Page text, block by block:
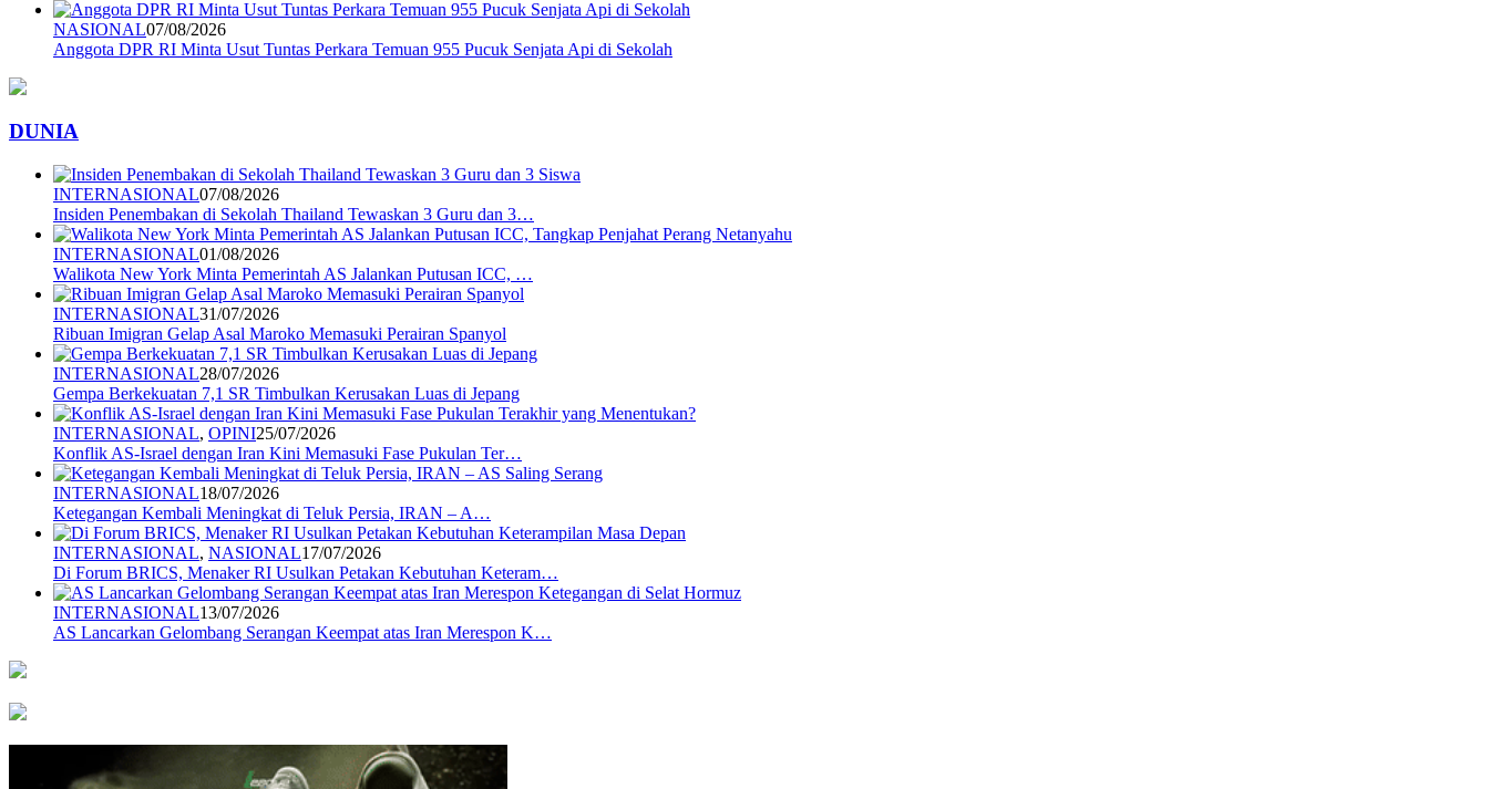
NASIONAL07/08/2026
Anggota DPR RI Minta Usut Tuntas Perkara Temuan 955 Pucuk Senjata Api di Sekolah
DUNIA
INTERNASIONAL07/08/2026
Insiden Penembakan di Sekolah Thailand Tewaskan 3 Guru dan 3…
INTERNASIONAL01/08/2026
Walikota New York Minta Pemerintah AS Jalankan Putusan ICC, …
INTERNASIONAL31/07/2026
Ribuan Imigran Gelap Asal Maroko Memasuki Perairan Spanyol
INTERNASIONAL28/07/2026
Gempa Berkekuatan 7,1 SR Timbulkan Kerusakan Luas di Jepang
INTERNASIONAL, OPINI25/07/2026
Konflik AS-Israel dengan Iran Kini Memasuki Fase Pukulan Ter…
INTERNASIONAL18/07/2026
Ketegangan Kembali Meningkat di Teluk Persia, IRAN – A…
INTERNASIONAL, NASIONAL17/07/2026
Di Forum BRICS, Menaker RI Usulkan Petakan Kebutuhan Keteram…
INTERNASIONAL13/07/2026
AS Lancarkan Gelombang Serangan Keempat atas Iran Merespon K…